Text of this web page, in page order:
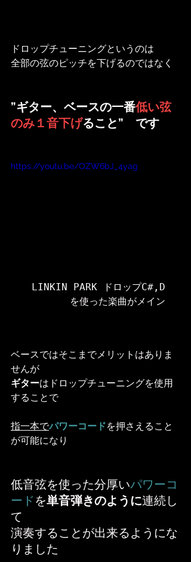
ドロップチューニングというのは
全部の弦のピッチを下げるのではなく
”ギター、ベースの一番低い弦
のみ１音下げること”　です
https://youtu.be/OZW6bJ_4yag
LINKIN PARK ドロップC#,D
を使った楽曲がメイン
ベースではそこまでメリットはありま
せんが
ギターはドロップチューニングを使用
することで
指一本でパワーコードを押さえること
が可能になり
低音弦を使った分厚いパワーコ
ードを単音弾きのように連続し
て
演奏することが出来るようにな
りました